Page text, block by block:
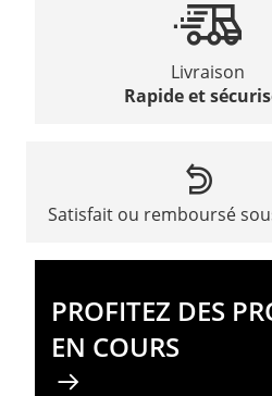
Livraison
Rapide et
Satisfait ou remboursé
PROFITEZ DES
EN COURS